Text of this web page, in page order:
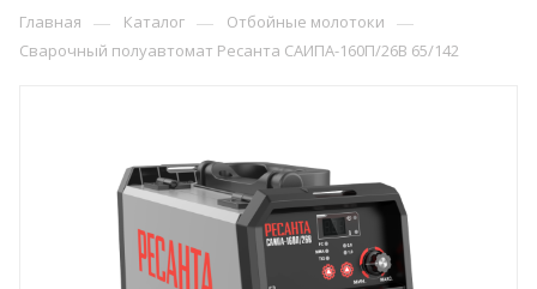
Главная — Каталог — Отбойные молотоки —
Сварочный полуавтомат Ресанта САИПА-160П/26В 65/142